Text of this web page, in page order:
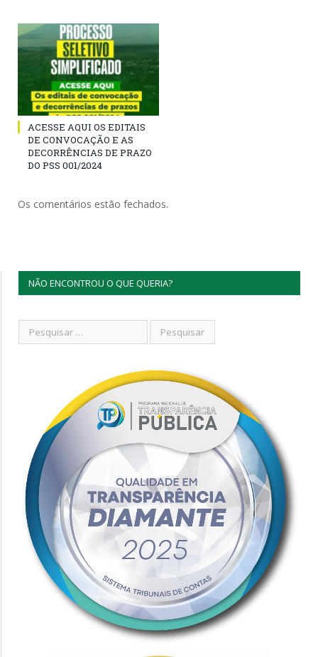
ACESSE AQUI OS EDITAIS
DE CONVOCAÇÃO E AS
DECORRÊNCIAS DE PRAZO
DO PSS 001/2024
Os comentários estão fechados.
NÃO ENCONTROU O QUE QUERIA?